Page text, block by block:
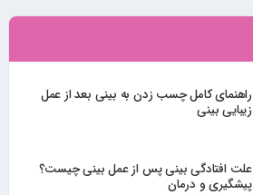
راهنمای کامل چسب زدن به بینی بعد از عمل
زیبایی بینی
علت افتادگی بینی پس از عمل بینی چیست؟
پیشگیری و درمان